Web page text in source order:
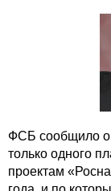
ФСБ сообщило о
только одного
проектам